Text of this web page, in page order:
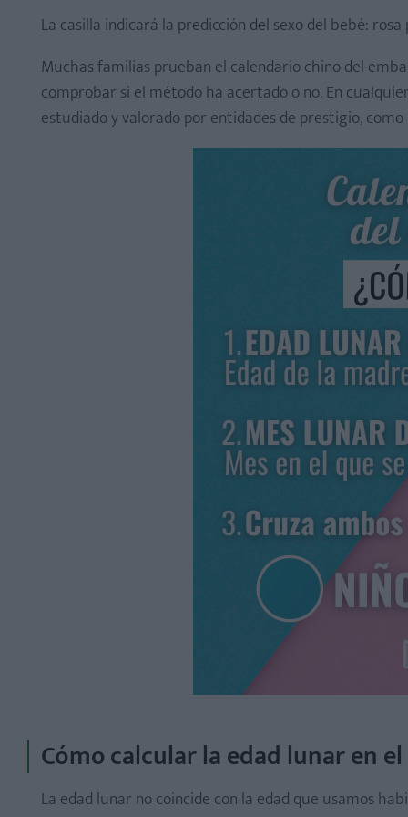
La casilla indicará la predicción del sexo del bebé:
Muchas familias prueban el calendario chino del
comprobar si el método ha acertado o no. En
estudiado y valorado por entidades de prestigio, como
Cómo calcular la edad lunar en
La edad lunar no coincide con la edad que usamos